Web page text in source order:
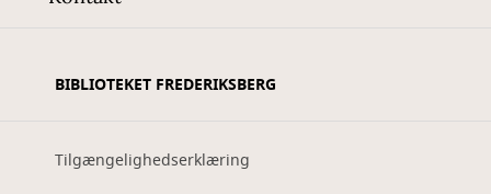
BIBLIOTEKET FREDERIKSBERG
Tilgængelighedserklæring